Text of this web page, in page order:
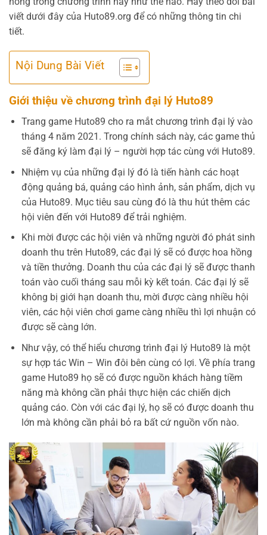
viết dưới đây của Huto89.org để có những thông tin chi
tiết.
Nội Dung Bài Viết
Giới thiệu về chương trình đại lý Huto89
Trang game Huto89 cho ra mắt chương trình đại lý vào
tháng 4 năm 2021. Trong chính sách này, các game thủ
sẽ đăng ký làm đại lý – người hợp tác cùng với Huto89.
Nhiệm vụ của những đại lý đó là tiến hành các hoạt
động quảng bá, quảng cáo hình ảnh, sản phẩm, dịch vụ
của Huto89. Mục tiêu sau cùng đó là thu hút thêm các
hội viên đến với Huto89 để trải nghiệm.
Khi mời được các hội viên và những người đó phát sinh
doanh thu trên Huto89, các đại lý sẽ có được hoa hồng
và tiền thưởng. Doanh thu của các đại lý sẽ được thanh
toán vào cuối tháng sau mỗi kỳ kết toán. Các đại lý sẽ
không bị giới hạn doanh thu, mời được càng nhiều hội
viên, các hội viên chơi game càng nhiều thì lợi nhuận có
được sẽ càng lớn.
Như vậy, có thể hiểu chương trình đại lý Huto89 là một
sự hợp tác Win – Win đôi bên cùng có lợi. Về phía trang
game Huto89 họ sẽ có được nguồn khách hàng tiềm
năng mà không cần phải thực hiện các chiến dịch
quảng cáo. Còn với các đại lý, họ sẽ có được doanh thu
lớn mà không cần phải bỏ ra bất cứ nguồn vốn nào.